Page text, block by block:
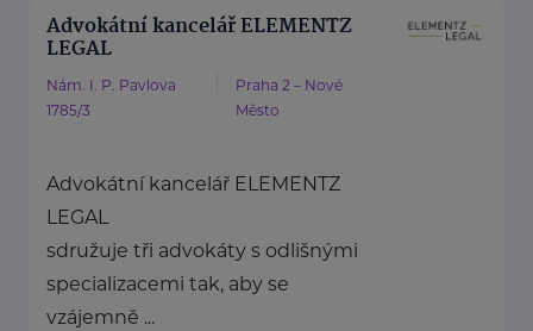
Advokátní kancelář ELEMENTZ
LEGAL
Nám. I. P. Pavlova
1785/3
Praha 2 – Nové
Město
Advokátní kancelář ELEMENTZ
LEGAL
sdružuje tři advokáty s odlišnými
specializacemi tak, aby se
vzájemně ...